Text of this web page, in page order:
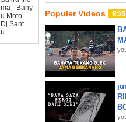
ma - Bany
u Moto -
Dj Sant
u...
Populer Videos